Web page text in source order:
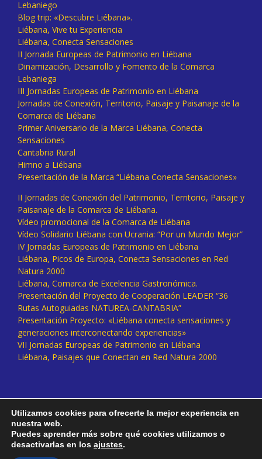
Lebaniego
Blog trip: «Descubre Liébana».
Liébana, Vive tu Experiencia
Liébana, Conecta Sensaciones
II Jornada Europeas de Patrimonio en Liébana
Dinamización, Desarrollo y Fomento de la Comarca
Lebaniega
III Jornadas Europeas de Patrimonio en Liébana
Jornadas de Conexión, Territorio, Paisaje y Paisanaje de la
Comarca de Liébana
Primer Aniversario de la Marca Liébana, Conecta
Sensaciones
Cantabria Rural
Himno a Liébana
Presentación de la Marca “Liébana Conecta Sensaciones»
II Jornadas de Conexión del Patrimonio, Territorio, Paisaje y
Paisanaje de la Comarca de Liébana.
Vídeo promocional de la Comarca de Liébana
Vídeo Solidario Liébana con Ucrania: “Por un Mundo Mejor”
IV Jornadas Europeas de Patrimonio en Liébana
Liébana, Picos de Europa, Conecta Sensaciones en Red
Natura 2000
Liébana, Comarca de Excelencia Gastronómica.
Presentación del Proyecto de Cooperación LEADER “36
Rutas Autoguiadas NATUREA-CANTABRIA”
Presentación Proyecto: «Liébana conecta sensaciones y
generaciones interconectando experiencias»
VII Jornadas Europeas de Patrimonio en Liébana
Liébana, Paisajes que Conectan en Red Natura 2000
Utilizamos cookies para ofrecerte la mejor experiencia en
nuestra web.
Puedes aprender más sobre qué cookies utilizamos o
desactivarlas en los ajustes.